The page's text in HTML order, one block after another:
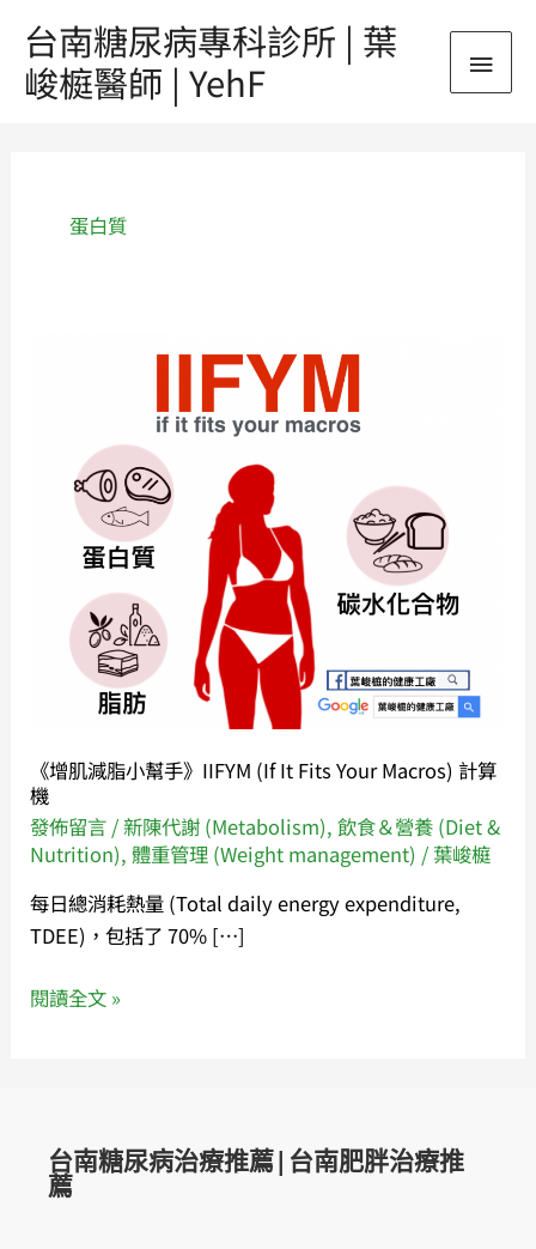
台南糖尿病專科診所 | 葉
峻榳醫師 | YehF
主
要
蛋白質
《增肌減脂小幫手》IIFYM (If It Fits Your Macros) 計算
機
發佈留言 /新陳代謝 (Metabolism),飲食＆營養 (Diet &
Nutrition),體重管理 (Weight management) / 葉峻榳
每日總消耗熱量 (Total daily energy expenditure,
TDEE)，包括了 70% […]
計
算
機
閱讀全文 »
台南糖尿病治療推薦|台南肥胖治療推
薦